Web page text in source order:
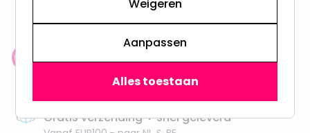
Klantenbeoordeling: 9.4/10
meer dan 100.000 klanten gingen u voor
Gratis verzending + snel geleverd
Weigeren
Aanpassen
Alles toestaan